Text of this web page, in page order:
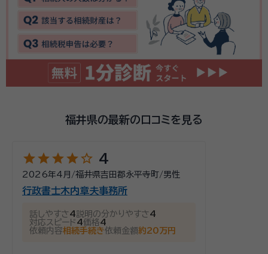
福井県の最新の口コミを見る
starstarstarstarstar_outline 4
2026年4月 /福井県吉田郡永平寺町/男性
行政書士木内章夫事務所
話しやすさ4説明の分かりやすさ4
対応スピード 4価格4
依頼内容相続手続き依頼金額約20万円